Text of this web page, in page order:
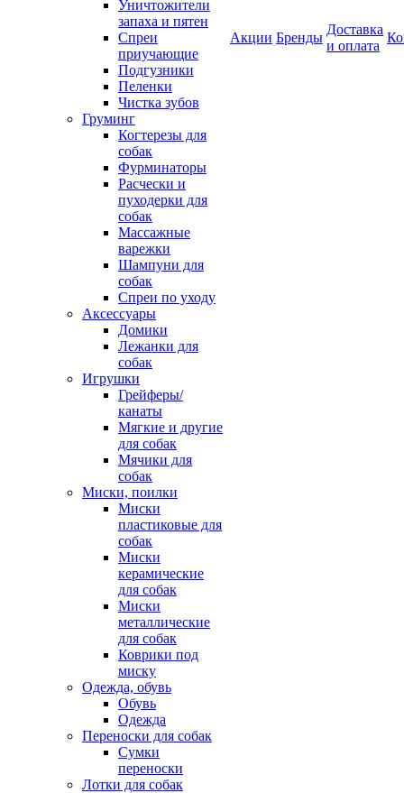
Уничтожители
запаха и пятен
Спреи
приучающие
Подгузники
Пеленки
Чистка зубов
Груминг
Когтерезы для
собак
Фурминаторы
Расчески и
пуходерки для
собак
Массажные
варежки
Шампуни для
собак
Спреи по уходу
Аксессуары
Домики
Лежанки для
собак
Игрушки
Грейферы/
канаты
Мягкие и другие
для собак
Мячики для
собак
Миски, поилки
Миски
пластиковые для
собак
Миски
керамические
для собак
Миски
металлические
для собак
Коврики под
миску
Одежда, обувь
Обувь
Одежда
Переноски для собак
Сумки
переноски
Лотки для собак
Акции Бренды
Доставка
и оплата